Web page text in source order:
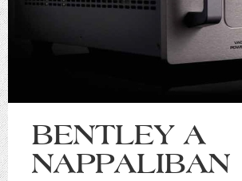
BENTLEY A
NAPPALIBAN